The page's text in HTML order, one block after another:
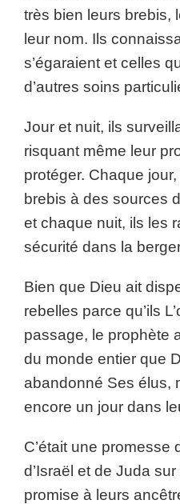
très bien leurs brebis,
leur nom. Ils
s’égaraient et celles
d’autres soins
Jour et nuit, ils
risquant même leur
protéger. Chaque
brebis à des sources
et chaque nuit, ils les
sécurité dans la
Bien que Dieu ait
rebelles parce qu’ils
passage, le prophète
du monde entier que
abandonné Ses élus,
encore un jour dans
C’était une promesse
d’Israël et de Juda
promise à leurs